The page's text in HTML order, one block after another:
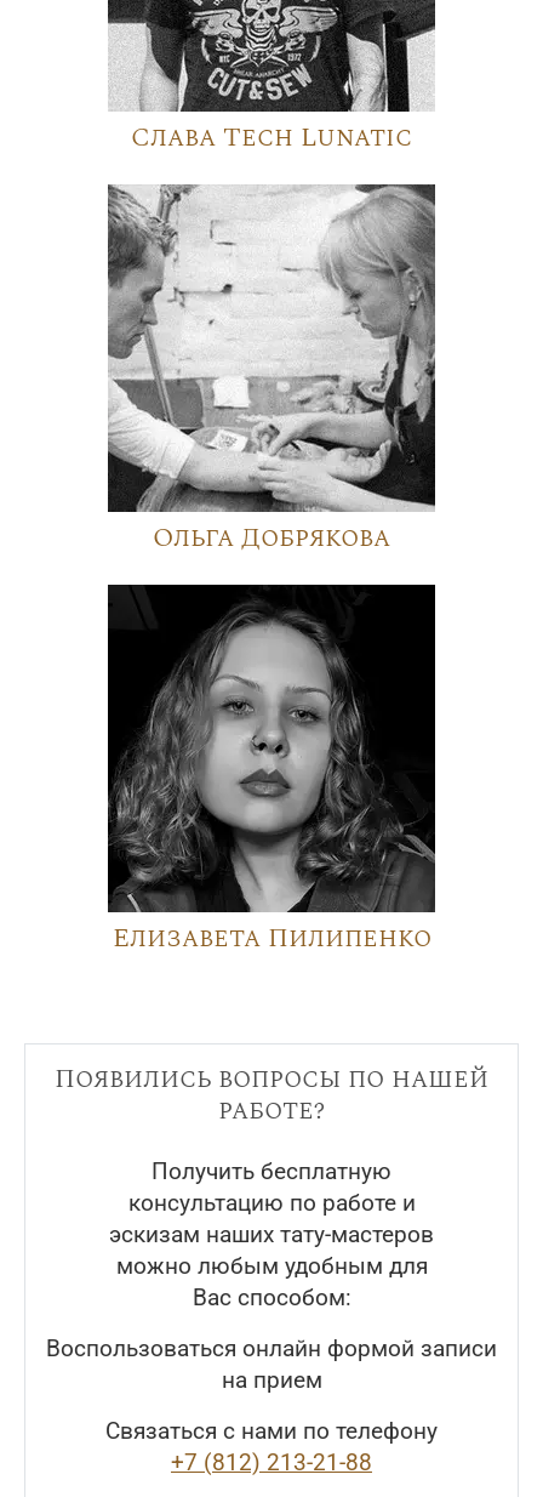
Слава Tech Lunatic
Ольга Добрякова
Елизавета Пилипенко
Появились вопросы по нашей
работе?
Получить бесплатную
консультацию по работе и
эскизам наших тату-мастеров
можно любым удобным для
Вас способом:
Воспользоваться онлайн формой записи
на прием
Связаться с нами по телефону
+7 (812) 213-21-88